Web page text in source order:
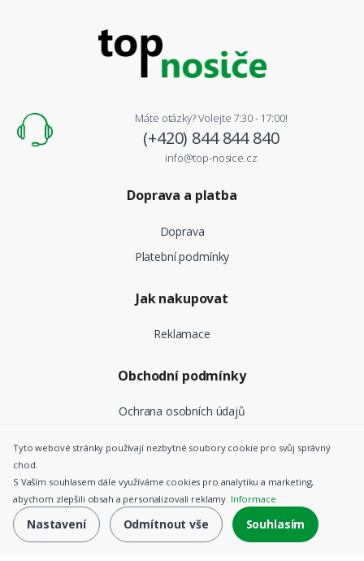
koupit
Máte otázky? Volejte 7:30 - 17:00!
(+420) 844 844 840
info@top-nosice.cz
Doprava a platba
Doprava
Platební podmínky
Jak nakupovat
Reklamace
Obchodní podmínky
Ochrana osobních údajů
©Top Nosiče CZ- Všechna práva vyhrazena |Nastavení
Cookies
Tyto webové stránky používají nezbytné soubory cookie pro svůj správný
chod.
S Vaším souhlasem dále využíváme cookies pro analytiku a marketing,
abychom zlepšili obsah a personalizovali reklamy. Informace
Nastavení Odmítnout vše Souhlasím